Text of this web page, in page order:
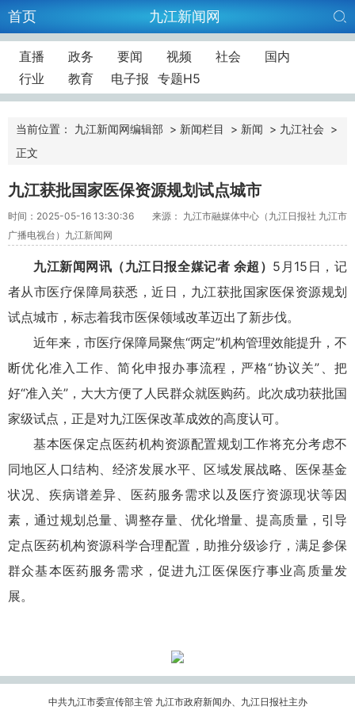
首页 九江新闻网
直播 政务 要闻 视频 社会
国内
行业
教育 电子报 专题H5
当前位置： 九江新闻网编辑部 > 新闻栏目 > 新闻 > 九江社会 >
正文
九江获批国家医保资源规划试点城市
时间：2025-05-16 13:30:36
来源： 九江市融媒体中心（九江日报社 九江市
广播电视台）九江新闻网
九江新闻网讯（九江日报全媒记者 余超） 5月15日，记
者从市医疗保障局获悉，近日，九江获批国家医保资源规划
试点城市，标志着我市医保领域改革迈出了新步伐。
近年来，市医疗保障局聚焦“两定”机构管理效能提升，不
断优化准入工作、简化申报办事流程，严格“协议关”、把
好“准入关”，大大方便了人民群众就医购药。此次成功获批国
家级试点，正是对九江医保改革成效的高度认可。
基本医保‌定点医药机构资源配置规划工作将充分考虑不
同地区人口结构、经济发展水平、区域发展战略、医保基金
状况、疾病谱差异、医药服务需求以及医疗资源现状等因
素，通过规划总量、调整存量、优化增量、提高质量，引导
定点医药机构资源科学合理配置，助推分级诊疗，满足参保
群众基本医药服务需求，促进九江医保医疗事业高质量发
展。
中共九江市委宣传部主管 九江市政府新闻办、九江日报社主办